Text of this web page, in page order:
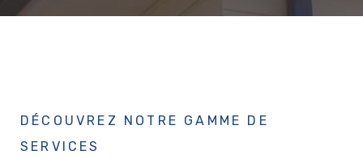
DÉCOUVREZ NOTRE GAMME DE
SERVICES